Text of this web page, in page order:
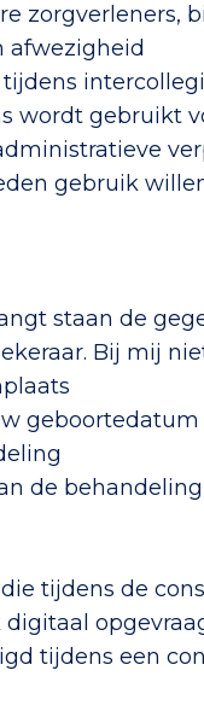
zorgverleners,
afwezigheid
wordt gebruikt
gebruik
staan de
Bij mij
geboortedatum
de
tijdens de
tijdens een